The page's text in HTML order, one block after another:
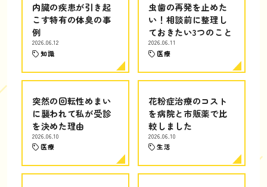
内臓の疾患が引き起
こす特有の体臭の事
例
2026.06.12
知識
虫歯の再発を止めた
い！相談前に整理し
ておきたい3つのこと
2026.06.11
医療
突然の回転性めまい
に襲われて私が受診
を決めた理由
2026.06.10
医療
花粉症治療のコスト
を病院と市販薬で比
較しました
2026.06.10
生活